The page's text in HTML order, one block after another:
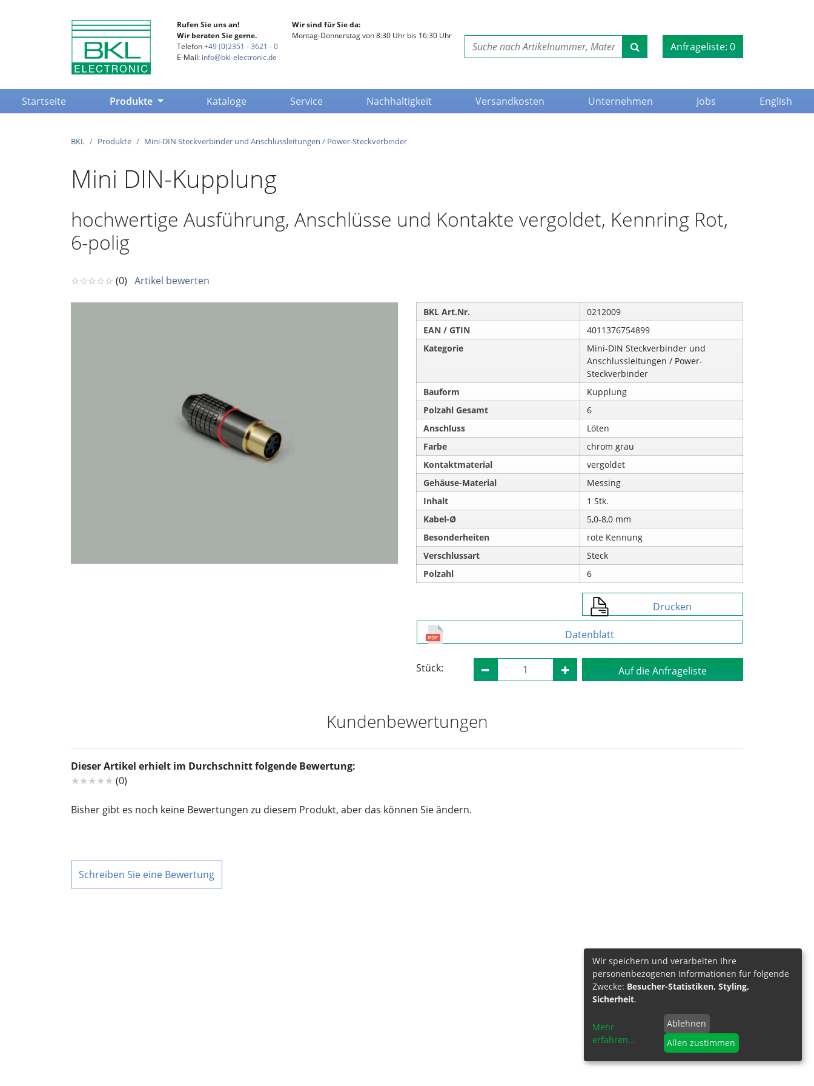
Rufen Sie uns an!
Wir beraten Sie gerne.
Telefon+49 (0)2351 - 3621 - 0
E-Mail: info@bkl-electronic.de
Wir sind für Sie da:
Montag-Donnerstag von 8:30 Uhr bis 16:30 Uhr
Anfrageliste: 0
Startseite(current) Produkte Kataloge Service Nachhaltigkeit Versandkosten Unternehmen Jobs English
BKL Produkte Mini-DIN Steckverbinder und Anschlussleitungen / Power-Steckverbinder
Mini DIN-Kupplung
hochwertige Ausführung, Anschlüsse und Kontakte vergoldet, Kennring Rot,
6-polig
☆☆☆☆☆ (0) Artikel bewerten
BKL Art.Nr.
0212009
EAN / GTIN
4011376754899
Kategorie
Mini-DIN Steckverbinder und
Anschlussleitungen / Power-
Steckverbinder
Bauform
Kupplung
Polzahl Gesamt
6
Anschluss
Löten
Farbe
chrom grau
Kontaktmaterial
vergoldet
Gehäuse-Material
Messing
Inhalt
1 Stk.
Kabel-Ø
5,0-8,0 mm
Besonderheiten
rote Kennung
Verschlussart
Steck
Polzahl
6
Drucken
Datenblatt
Stück: Auf die Anfrageliste
Kundenbewertungen
Dieser Artikel erhielt im Durchschnitt folgende Bewertung:
★★★★★ (0)
Bisher gibt es noch keine Bewertungen zu diesem Produkt, aber das können Sie ändern.
Schreiben Sie eine Bewertung
Wir speichern und verarbeiten Ihre
personenbezogenen Informationen für folgende
Zwecke: Besucher-Statistiken, Styling,
Sicherheit.
Mehr
erfahren...
Ablehnen
Allen zustimmen